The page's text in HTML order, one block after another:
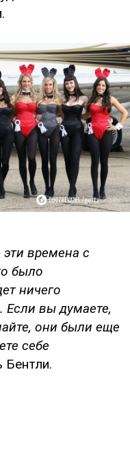
времена с
было
ничего
Если вы думаете,
они были еще
себе
Бентли.